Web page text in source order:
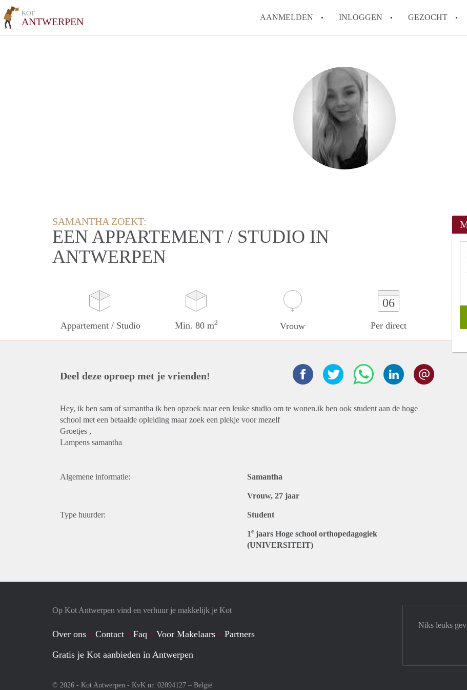
KOT
ANTWERPEN AANMELDEN INLOGGEN GEZOCHT
Wat is het Vlaams Kotlabel
Wat is het verschil tussen
Wanneer moet ik beginnen
Alle veelgestelde vragen
SAMANTHA ZOEKT:
EEN APPARTEMENT / STUDIO IN
ANTWERPEN
Appartement / Studio Min. 80 m2 Vrouw
06
Per direct
Deel deze oproep met je vrienden!
Hey, ik ben sam of samantha ik ben opzoek naar een leuke studio om te wonen.ik ben ook student aan de hoge
school met een betaalde opleiding maar zoek een plekje voor mezelf
Groetjes ,
Lampens samantha
Algemene informatie: Samantha
Vrouw, 27 jaar
Type huurder: Student
1e jaars Hoge school orthopedagogiek
(UNIVERSITEIT)
Op Kot Antwerpen vind en verhuur je makkelijk je Kot
Over ons Contact Faq Voor Makelaars
Partners
Gratis je Kot aanbieden in Antwerpen
© 2026 - Kot Antwerpen - KvK nr. 02094127 – België
Niks leuks